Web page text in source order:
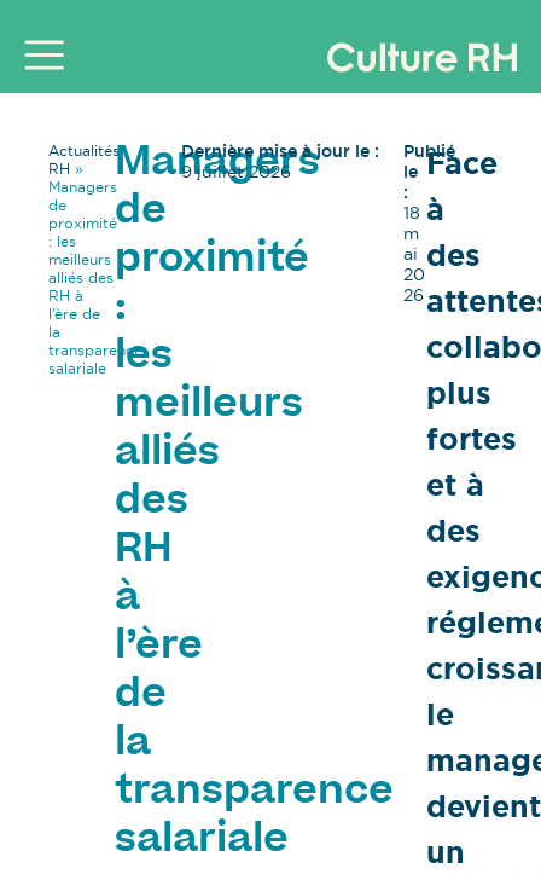
Actualités
RH »
Managers
de
proximité
: les
meilleurs
alliés des
RH à
l’ère de
la
transparence
salariale
Managers
de
proximité
:
les
meilleurs
alliés
des
RH
à
l’ère
de
la
transparence
salariale
Dernière mise à jour le :
9 juillet 2026
Publié
le
:
18
m
ai
20
26
Face
à
des
plus
fortes
et à
des
le
devient
un